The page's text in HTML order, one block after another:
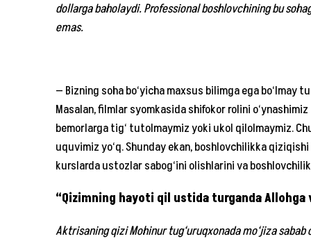
dollarga baholaydi. Professional boshlovchining bu
emas.
— Bizning soha bo‘yicha maxsus bilimga ega
Masalan, filmlar syomkasida shifokor rolini
bemorlarga tig‘ tutolmaymiz yoki ukol qilolmaymiz.
uquvimiz yo‘q. Shunday ekan, boshlovchilikka
kurslarda ustozlar sabog‘ini olishlarini va
“Qizimning hayoti qil ustida turganda Allohga
Aktrisaning qizi Mohinur tug‘uruqxonada mo‘jiza